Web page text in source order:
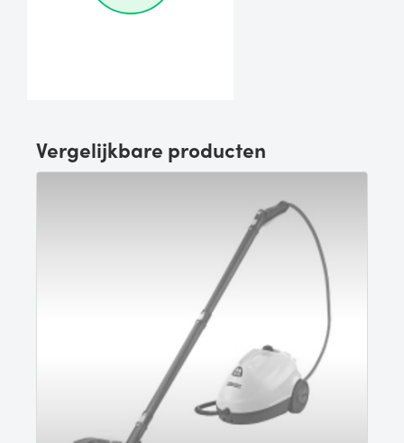
Vergelijkbare producten